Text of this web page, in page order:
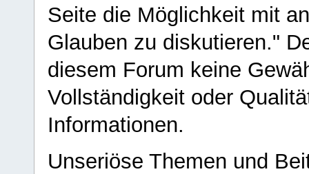
Seite die Möglichkeit mit
Glauben zu diskutieren."
diesem Forum keine
Vollständigkeit oder
Informationen.
Unseriöse Themen und